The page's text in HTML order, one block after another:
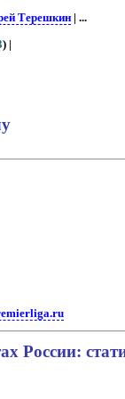
Терешкин| ...
) |
России: